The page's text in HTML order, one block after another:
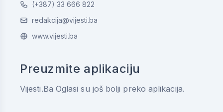
(+387) 33 666 822
redakcija@vijesti.ba
www.vijesti.ba
Preuzmite aplikaciju
Vijesti.Ba Oglasi su još bolji preko aplikacija.